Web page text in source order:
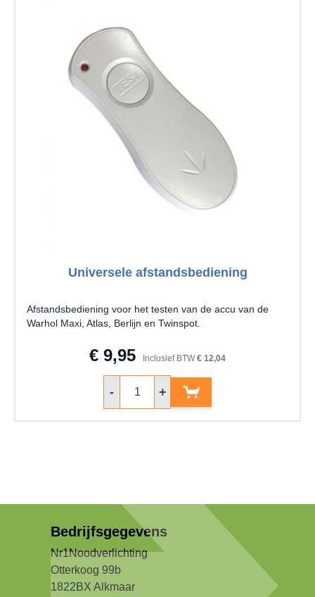
Universele afstandsbediening
Afstandsbediening voor het testen van de accu van de
Warhol Maxi, Atlas, Berlijn en Twinspot.
€ 9,95 Inclusief BTW € 12,04
- +
Bedrijfsgegevens
Nr1Noodverlichting
Otterkoog 99b
1822BX Alkmaar